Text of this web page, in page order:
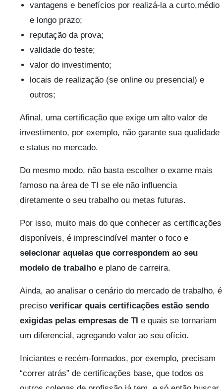
vantagens e benefícios por realizá-la a curto,médio
e longo prazo;
reputação da prova;
validade do teste;
valor do investimento;
locais de realização (se online ou presencial) e
outros;
Afinal, uma certificação que exige um alto valor de
investimento, por exemplo, não garante sua qualidade
e status no mercado.
Do mesmo modo, não basta escolher o exame mais
famoso na área de TI se ele não influencia
diretamente o seu trabalho ou metas futuras.
Por isso, muito mais do que conhecer as certificações
disponíveis, é imprescindível manter o foco e
selecionar aquelas que correspondem ao seu
modelo de trabalho e plano de carreira.
Ainda, ao analisar o cenário do mercado de trabalho, é
preciso verificar quais certificações estão sendo
exigidas pelas empresas de TI e quais se tornariam
um diferencial, agregando valor ao seu ofício.
Iniciantes e recém-formados, por exemplo, precisam
“correr atrás” de certificações base, que todos os